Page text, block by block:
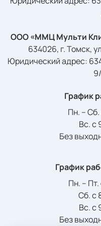
Удаление
новообразований
"Surgitron"/ за
Удаление
новообразований
"Surgitron" более 3
ООО «ММЦ Мульти
634026, г. Томск,
Юридический адрес:
График
Пн. –
Вс. с
Без
График
Пн. –
Сб. с
Вс. с
Без